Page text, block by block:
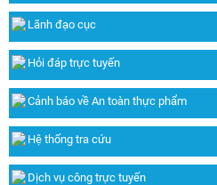
Lãnh đạo cục
Hỏi đáp trực tuyến
Cảnh báo về An toàn thực phẩm
Hệ thống tra cứu
Dịch vụ công trực tuyến